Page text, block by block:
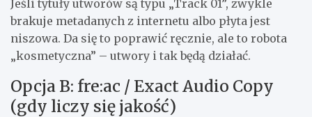
Jeśli tytuły utworów są typu „Track 01”, zwykle
brakuje metadanych z internetu albo płyta jest
niszowa. Da się to poprawić ręcznie, ale to robota
„kosmetyczna” – utwory i tak będą działać.
Opcja B: fre:ac / Exact Audio Copy
(gdy liczy się jakość)